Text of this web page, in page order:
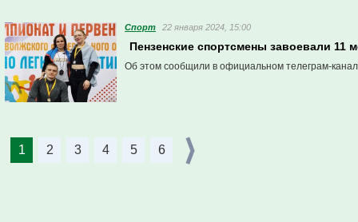
Спорт 22 января 2024, 15:00
Пензенские спортсмены завоевали 11
Об этом сообщили в официальном телеграм-
1 2 3 4 5 6